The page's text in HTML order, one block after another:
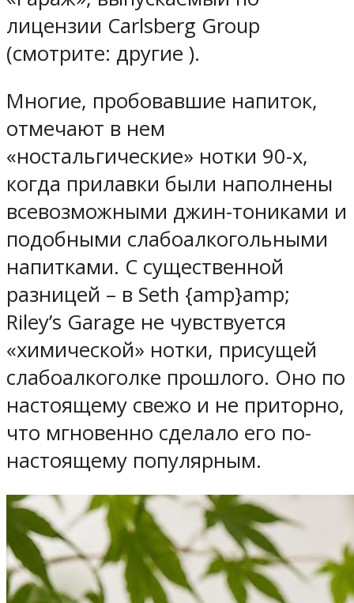
лицензии Carlsberg Group
(смотрите: другие ).
Многие, пробовавшие напиток,
отмечают в нем
«ностальгические» нотки 90-х,
когда прилавки были наполнены
всевозможными джин-тониками и
подобными слабоалкогольными
напитками. С существенной
разницей – в Seth {amp}amp;
Riley’s Garage не чувствуется
«химической» нотки, присущей
слабоалкоголке прошлого. Оно по
настоящему свежо и не приторно,
что мгновенно сделало его по-
настоящему популярным.